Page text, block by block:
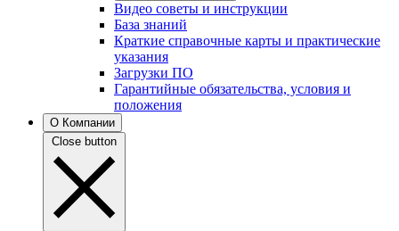
Видео советы и инструкции
База знаний
Краткие справочные карты и практические
указания
Загрузки ПО
Гарантийные обязательства, условия и
положения
О Компании
Close button